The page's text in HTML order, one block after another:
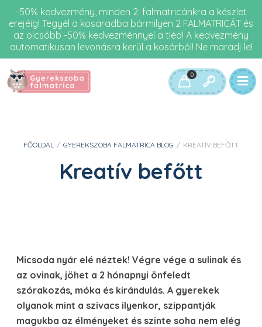
-50% kedvezmény, minden 2. falmatricánkra a készlet
erejéig! Tegyél a kosaradba bármilyen 2 FALMATRICÁT és
az olcsóbb -50% kedvezménnyel a tiéd! A kedvezmény
automatikusan levonásra kerül a kosárból! Ne maradj le!
0
FŐOLDAL / GYEREKSZOBA FALMATRICA BLOG / KREATÍV BEFŐTT
Kreatív befőtt
Micsoda nyár elé néztek! Végre vége a sulinak és
az ovinak, jöhet a 2 hónapnyi önfeledt
szórakozás, móka és kirándulás. A gyerekek
olyanok mint a szivacs ilyenkor, szippantják
magukba az élményeket és szinte soha nem elég